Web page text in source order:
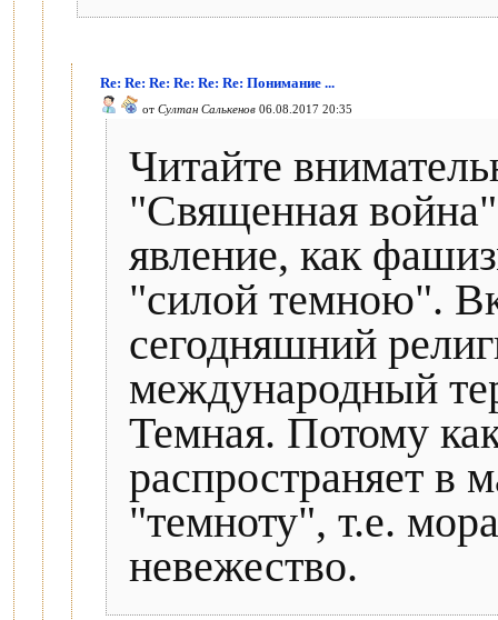
Re: Re: Re: Re: Re: Re: Понимание ...
от Султан Салькенов 06.08.2017 20:35
Читайте
"Священная
явление, как
"силой темною".
сегодняшний
международный
Темная. Потому
распространяет в
"темноту", т.е.
невежество.